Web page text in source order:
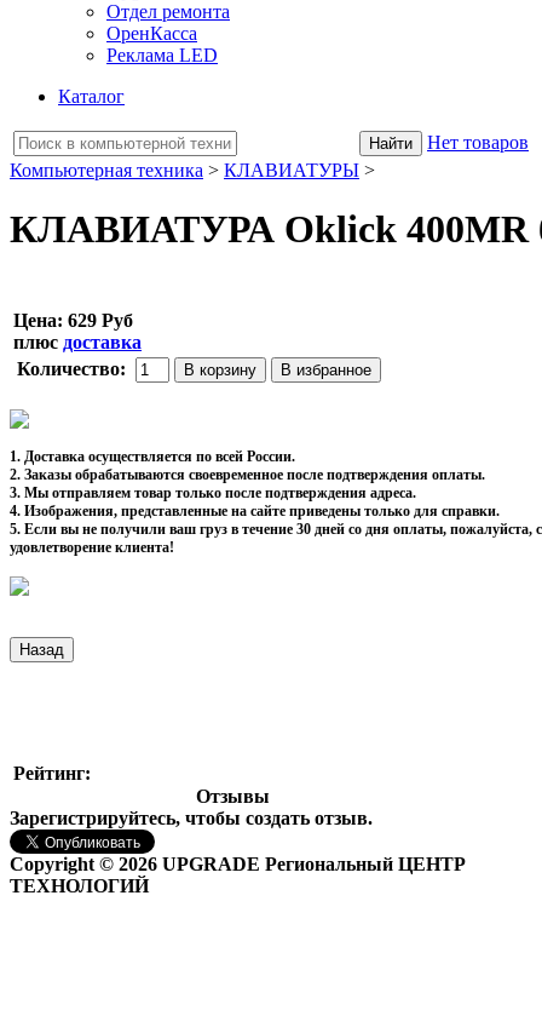
Отдел ремонта
ОренКасса
Реклама LED
Каталог
Нет товаров
Компьютерная техника > КЛАВИАТУРЫ >
КЛАВИАТУРА Oklick 400MR
Цена: 629 Руб
плюс доставка
Количество:
1. Доставка осуществляется по всей России.
2. Заказы обрабатываются своевременное после подтверждения оплаты.
3. Мы отправляем товар только после подтверждения адреса.
4. Изображения, представленные на сайте приведены только для справки.
5. Если вы не получили ваш груз в течение 30 дней со дня оплаты,
удовлетворение клиента!
Рейтинг:
Отзывы
Зарегистрируйтесь, чтобы создать отзыв.
Copyright © 2026 UPGRADE Региональный ЦЕНТР
ТЕХНОЛОГИЙ